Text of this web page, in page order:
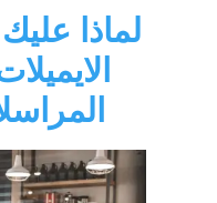
لماذا